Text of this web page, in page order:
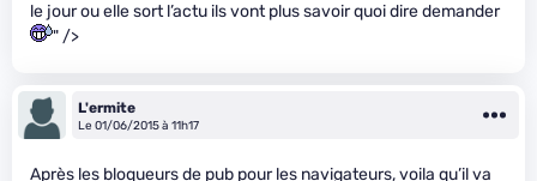
le jour ou elle sort l’actu ils vont plus savoir quoi dire demander
" />
L'ermite
Le 01/06/2015 à 11h17
Après les bloqueurs de pub pour les navigateurs, voila qu’il va